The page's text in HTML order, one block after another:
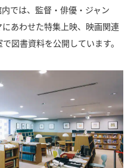
では、監督・俳優・ジャン
あわせた特集上映、映画関連
図書資料を公開しています。